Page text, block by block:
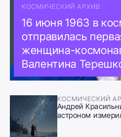
КОСМИЧЕСКИЙ АРХИВ
16 июня 1963 в
отправилась
женщина-
Валентина
КОСМИЧЕСКИЙ
Андрей
астроном